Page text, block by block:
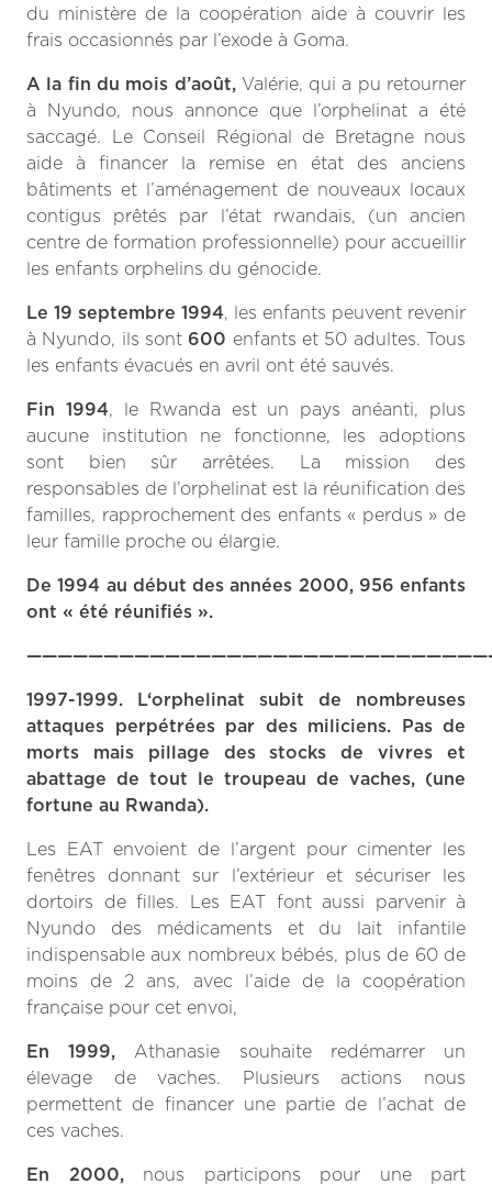
du ministère de la coopération aide à couvrir les
frais occasionnés par l’exode à Goma.
A la fin du mois d’août,Valérie, qui a pu retourner
à Nyundo, nous annonce que l’orphelinat a été
saccagé. Le Conseil Régional de Bretagne nous
aide à financer la remise en état des anciens
bâtiments et l’aménagement de nouveaux locaux
contigus prêtés par l’état rwandais, (un ancien
centre de formation professionnelle) pour accueillir
les enfants orphelins du génocide.
Le 19 septembre 1994, les enfants peuvent revenir
à Nyundo, ils sont 600 enfants et 50 adultes. Tous
les enfants évacués en avril ont été sauvés.
Fin 1994, le Rwanda est un pays anéanti, plus
aucune institution ne fonctionne, les adoptions
sont bien sûr arrêtées. La mission des
responsables de l’orphelinat est la réunification des
familles, rapprochement des enfants « perdus » de
leur famille proche ou élargie.
De 1994 au début des années 2000, 956 enfants
ont « été réunifiés ».
1997-1999. L‘orphelinat subit de nombreuses
attaques perpétrées par des miliciens. Pas de
morts mais pillage des stocks de vivres et
abattage de tout le troupeau de vaches, (une
fortune au Rwanda).
Les EAT envoient de l’argent pour cimenter les
fenêtres donnant sur l’extérieur et sécuriser les
dortoirs de filles. Les EAT font aussi parvenir à
Nyundo des médicaments et du lait infantile
indispensable aux nombreux bébés, plus de 60 de
moins de 2 ans, avec l’aide de la coopération
française pour cet envoi,
En 1999, Athanasie souhaite redémarrer un
élevage de vaches. Plusieurs actions nous
permettent de financer une partie de l’achat de
ces vaches.
En 2000,nous participons pour une part